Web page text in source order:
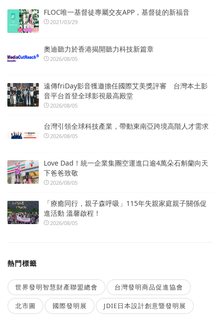
FLOC唯一基督徒專屬交友APP，基督徒的新福音
2021/03/29
奧迪聽力於香港揭開聽力科技新篇章
2026/08/05
遠傳friDay影音獲邀擔任國際艾美獎評審 台灣本土影
音平台首登全球影視最高殿堂
2026/08/05
台灣引領全球科技產業，帶動東南亞跨境高階人才需求
2026/08/05
Love Dad！統一企業集團空運進口逾4萬朵石斛蘭向天
下爸爸致敬
2026/08/05
「療癒同行，親子森呼吸」115年失親家庭親子關係促
進活動 溫馨啟程！
2026/08/05
熱門標籤
世界發明智慧財產聯盟總會 台灣發明商品促進協會
北市圖 國際發明展 JDIE日本設計創意暨發明展